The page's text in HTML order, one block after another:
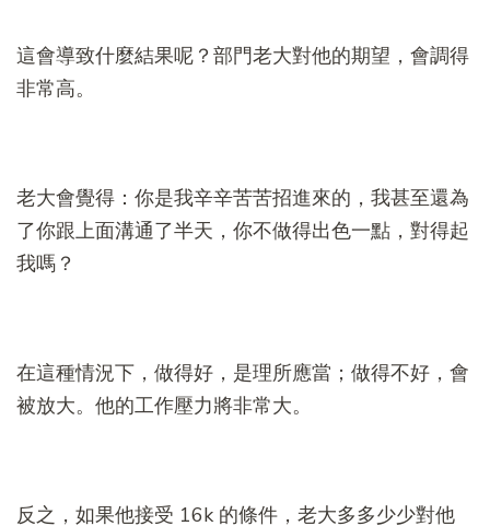
這會導致什麼結果呢？部門老大對他的期望，會調得
非常高。
老大會覺得：你是我辛辛苦苦招進來的，我甚至還為
了你跟上面溝通了半天，你不做得出色一點，對得起
我嗎？
在這種情況下，做得好，是理所應當；做得不好，會
被放大。他的工作壓力將非常大。
反之，如果他接受 16k 的條件，老大多多少少對他